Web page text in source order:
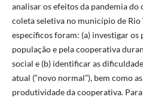
analisar os efeitos da pandemia
coleta seletiva no município de Rio
específicos foram: (a) investigar
população e pela cooperativa
social e (b) identificar as
atual (“novo normal”), bem como
produtividade da cooperativa.